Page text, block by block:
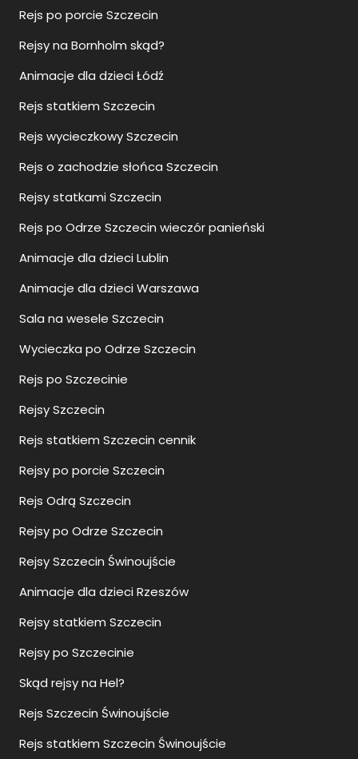
Rejs po porcie Szczecin
Rejsy na Bornholm skąd?
Animacje dla dzieci Łódź
Rejs statkiem Szczecin
Rejs wycieczkowy Szczecin
Rejs o zachodzie słońca Szczecin
Rejsy statkami Szczecin
Rejs po Odrze Szczecin wieczór panieński
Animacje dla dzieci Lublin
Animacje dla dzieci Warszawa
Sala na wesele Szczecin
Wycieczka po Odrze Szczecin
Rejs po Szczecinie
Rejsy Szczecin
Rejs statkiem Szczecin cennik
Rejsy po porcie Szczecin
Rejs Odrą Szczecin
Rejsy po Odrze Szczecin
Rejsy Szczecin Świnoujście
Animacje dla dzieci Rzeszów
Rejsy statkiem Szczecin
Rejsy po Szczecinie
Skąd rejsy na Hel?
Rejs Szczecin Świnoujście
Rejs statkiem Szczecin Świnoujście